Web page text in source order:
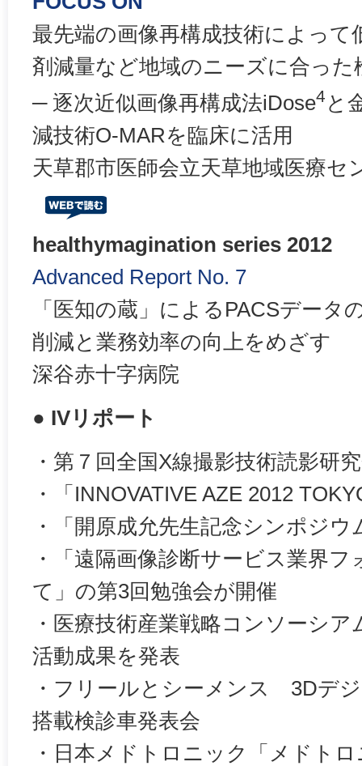
最先端の画像再構成技術によって
剤減量など地域のニーズに合った
─ 逐次近似画像再構成法iDose4 と
減技術O-MARを臨床に活用
天草郡市医師会立天草地域医療セ
healthymagination series 2012
Advanced Report No. 7
「医知の蔵」によるPACSデータ
削減と業務効率の向上をめざす
深谷赤十字病院
● IVリポート
・第７回全国X線撮影技術読影研
・「INNOVATIVE AZE 2012
・「開原成允先生記念シンポジウ
・「遠隔画像診断サービス業界
て」の第3回勉強会が開催
・医療技術産業戦略コンソーシ
活動成果を発表
・フリールとシーメンス 3Dデ
搭載検診車発表会
・日本メドトロニック「メドト